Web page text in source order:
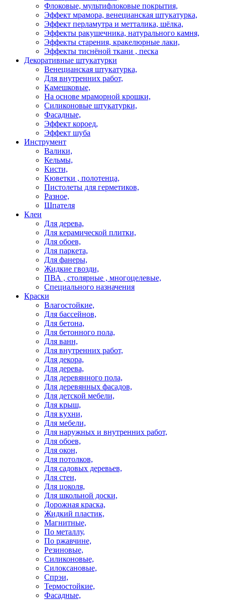
Флоковые, мультифлоковые покрытия,
Эффект мрамора, венецианская штукатурка,
Эффект перламутра и метталика, шёлка,
Эффекты ракушечника, натурального камня,
Эффекты старения, кракелюрные лаки,
Эффекты тиснёной ткани , песка
Декоративные штукатурки
Венецианская штукатурка,
Для внутренних работ,
Камешковые,
На основе мраморной крошки,
Силиконовые штукатурки,
Фасадные,
Эффект короед,
Эффект шуба
Инструмент
Валики,
Кельмы,
Кисти,
Кюветки , полотенца,
Пистолеты для герметиков,
Разное,
Шпателя
Клеи
Для дерева,
Для керамической плитки,
Для обоев,
Для паркета,
Для фанеры,
Жидкие гвозди,
ПВА , столярные , многоцелевые,
Специального назначения
Краски
Влагостойкие,
Для бассейнов,
Для бетона,
Для бетонного пола,
Для ванн,
Для внутренних работ,
Для декора,
Для дерева,
Для деревянного пола,
Для деревянных фасадов,
Для детской мебели,
Для крыш,
Для кухни,
Для мебели,
Для наружных и внутренних работ,
Для обоев,
Для окон,
Для потолков,
Для садовых деревьев,
Для стен,
Для цоколя,
Для школьной доски,
Дорожная краска,
Жидкий пластик,
Магнитные,
По металлу,
По ржавчине,
Резиновые,
Силиконовые,
Силоксановые,
Спрэи,
Термостойкие,
Фасадные,